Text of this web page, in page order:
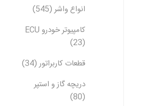
انواع واشر (545)
کامپیوتر خودرو ECU
(23)
قطعات کاربراتور (34)
دریچه گاز و استپر
(80)